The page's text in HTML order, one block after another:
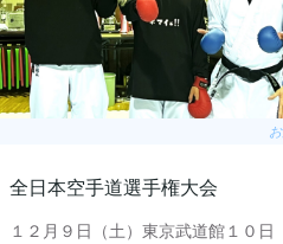
全日本空手道選手権大会
１２月９日（土）東京武道館１０日